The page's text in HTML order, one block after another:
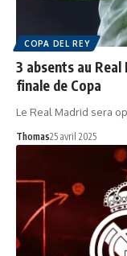
COPA DEL REY
3 absents au
finale de Copa
Le Real Madrid sera
Thomas25 avril 2025